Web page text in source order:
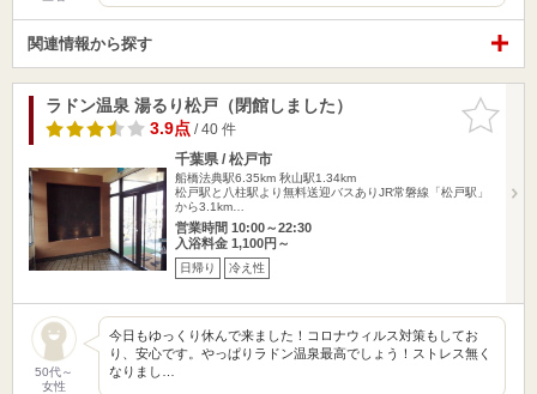
関連情報から探す
お気に入
りに追加
ラドン温泉 湯るり松戸（閉館しました）
3.9点/ 40 件
千葉県 / 松戸市
船橋法典駅6.35km 秋山駅1.34km
松戸駅と八柱駅より無料送迎バスありJR常磐線「松戸駅」
から3.1km…
営業時間 10:00～22:30
入浴料金 1,100円～
日帰り 冷え性
50代～
女性
今日もゆっくり休んで来ました！コロナウィルス対策もしてお
り、安心です。やっぱりラドン温泉最高でしょう！ストレス無く
なりまし…